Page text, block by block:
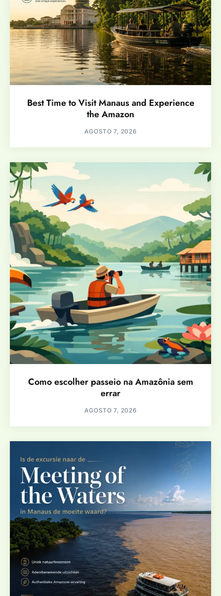
Best Time to Visit Manaus and Experience
the Amazon
AGOSTO 7, 2026
Como escolher passeio na Amazônia sem
errar
AGOSTO 7, 2026